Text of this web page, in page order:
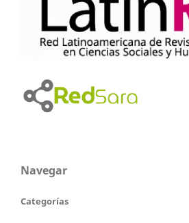
Navegar
Categorías